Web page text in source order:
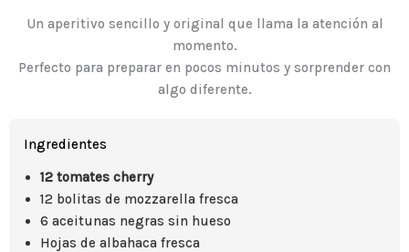
Un aperitivo sencillo y original que llama la atención al
momento.
Perfecto para preparar en pocos minutos y sorprender con
algo diferente.
Ingredientes
12 tomates cherry
12 bolitas de mozzarella fresca
6 aceitunas negras sin hueso
Hojas de albahaca fresca